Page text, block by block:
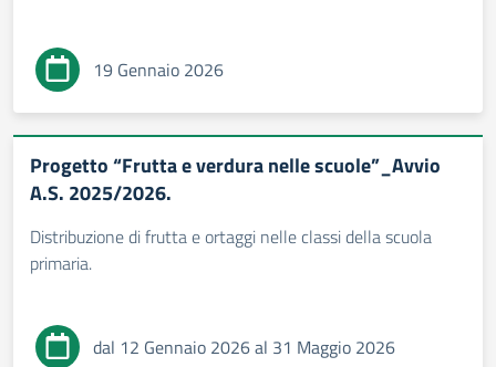
19 Gennaio 2026
Progetto “Frutta e verdura nelle scuole”_Avvio
A.S. 2025/2026.
Distribuzione di frutta e ortaggi nelle classi della scuola
primaria.
dal 12 Gennaio 2026 al 31 Maggio 2026